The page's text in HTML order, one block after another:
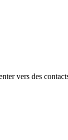
vers des